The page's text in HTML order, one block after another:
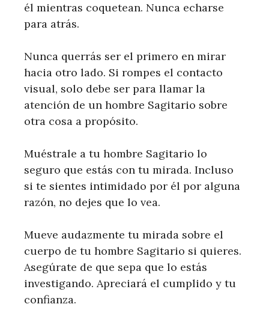
él mientras coquetean. Nunca echarse
para atrás.
Nunca querrás ser el primero en mirar
hacia otro lado. Si rompes el contacto
visual, solo debe ser para llamar la
atención de un hombre Sagitario sobre
otra cosa a propósito.
Muéstrale a tu hombre Sagitario lo
seguro que estás con tu mirada. Incluso
si te sientes intimidado por él por alguna
razón, no dejes que lo vea.
Mueve audazmente tu mirada sobre el
cuerpo de tu hombre Sagitario si quieres.
Asegúrate de que sepa que lo estás
investigando. Apreciará el cumplido y tu
confianza.